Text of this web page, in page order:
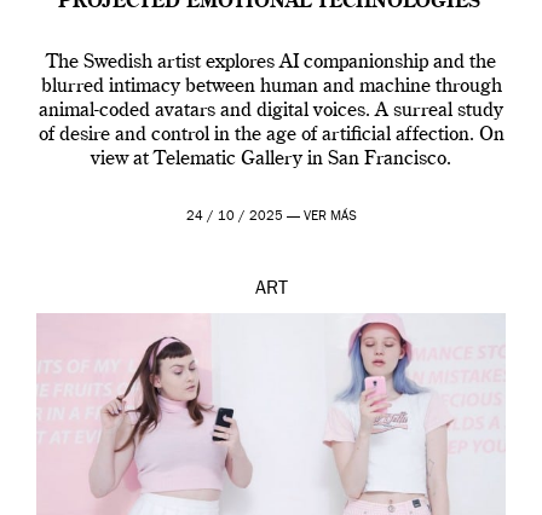
The Swedish artist explores AI companionship and the
blurred intimacy between human and machine through
animal-coded avatars and digital voices. A surreal study
of desire and control in the age of artificial affection. On
view at Telematic Gallery in San Francisco.
24 / 10 / 2025 — VER MÁS
ART